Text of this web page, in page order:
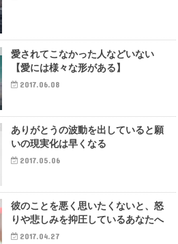
愛されてこなかった人などいない
【愛には様々な形がある】
2017.06.08
ありがとうの波動を出していると願
いの現実化は早くなる
2017.05.06
彼のことを悪く思いたくないと、怒
りや悲しみを抑圧しているあなたへ
2017.04.27